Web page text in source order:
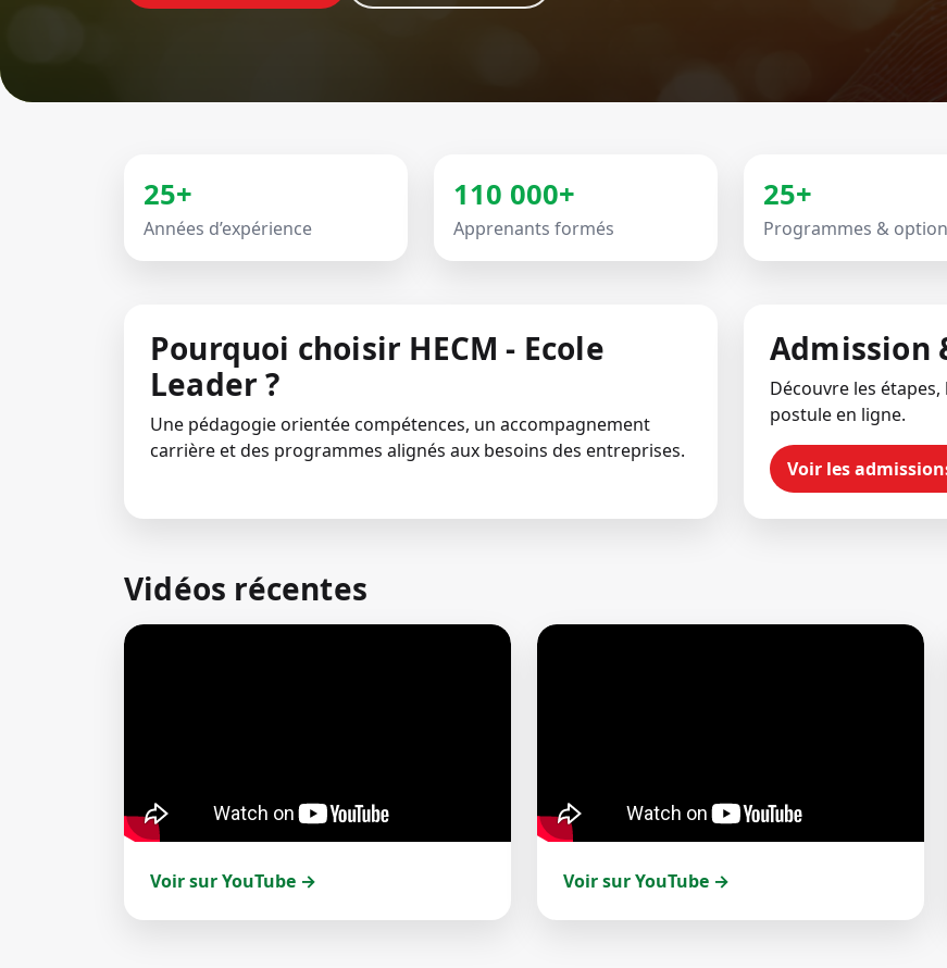
25+
Années d’expérience
110 000+
Apprenants formés
25+
Programmes &
Pourquoi choisir HECM - Ecole
Leader ?
Une pédagogie orientée compétences, un accompagnement
carrière et des programmes alignés aux besoins des entreprises.
Admission
Découvre les
postule en ligne.
Voir les
Vidéos récentes
Voir sur YouTube → Voir sur YouTube →